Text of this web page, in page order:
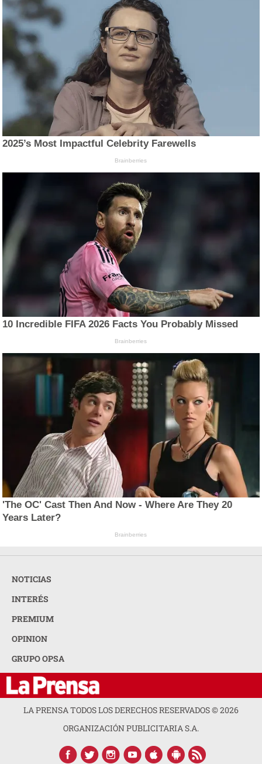
2025’s Most Impactful Celebrity Farewells
Brainberries
10 Incredible FIFA 2026 Facts You Probably Missed
Brainberries
'The OC' Cast Then And Now - Where Are They 20
Years Later?
Brainberries
NOTICIAS
INTERÉS
PREMIUM
OPINION
GRUPO OPSA
LA PRENSA TODOS LOS DERECHOS RESERVADOS ©2026
ORGANIZACIÓN PUBLICITARIA S.A.